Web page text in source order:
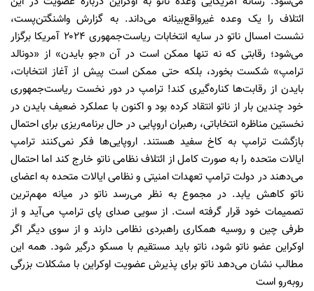
ائتلاف را یک وعده غیرواقع‌بینانه می‌داند. به گزارش واشنگتن‌پست،
نشست امسال ناتو در سایه انتخابات ریاست‌جمهوری ۲۰۲۴ آمریکا برگزار
می‌شود؛ رقابتی که نه ‌تنها ممکن است در آن «جو بایدن» از «دونالد
ترامپ» شکست بخورد، بلکه حتی ممکن است پیش از آغاز انتخابات،
بایدن از رقابت‌ها کناره‌گیری کند! ترامپ در دور نخست ریاست‌جمهوری
خود چندین بار از ناتو انتقاد کرده بود و اکنون با عملکرد ضعیف بایدن در
نخستین مناظره انتخاباتی، رهبران اروپایی در حال برنامه‌ریزی برای احتمال
بازگشت ترامپ به کاخ سفید هستند. اروپایی‌ها فکر نمی‌کنند ترامپ
ایالات متحده را به صورت کامل از ائتلاف نظامی ناتو خارج کند اما احتمال
می‌دهند در دولت ترامپ تعهدات امنیتی و نظامی ایالات متحده به اعضای
ناتو کاهش یابد. در مجموع به نظر می‌رسد ناتو در میانه مهم‌ترین
تصمیمات خود قرار گرفته است. از سویی صدای پای ترامپ می‌آید و از
طرفی چین و روسیه همکاری راهبردی نظامی دارند و از سوی دیگر اگر
اوکراین عضو ناتو شود، ناتو باید مستقیم با مسکو درگیر شود. همه این
مطالب نشان می‌دهد ناتو برای پذیرش عضویت اوکراین با مشکلات بزرگی
روبه‌رو است